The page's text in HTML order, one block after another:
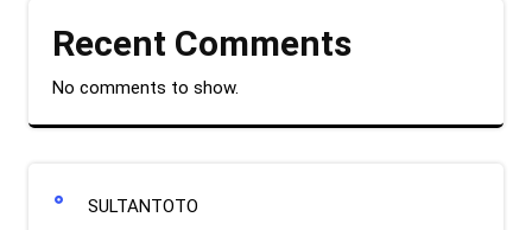
Recent Comments
No comments to show.
SULTANTOTO